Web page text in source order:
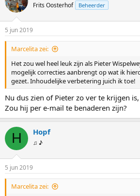
Frits Oosterhof Beheerder
5 jun 2019
Marcelita zei:
Het zou wel heel leuk zijn als Pieter
mogelijk correcties aanbrengt op wat ik
gezet. Inhoudelijke verbetering juich ik toe!
Nu dus zien of Pieter zo ver te krijgen
Zou hij per e-mail te benaderen zijn?
H Hopf
♫ ♪
5 jun 2019
Marcelita zei: